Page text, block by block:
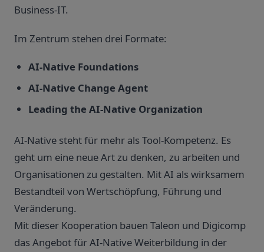
Business-IT.
Im Zentrum stehen drei Formate:
AI-Native Foundations
AI-Native Change Agent
Leading the AI-Native Organization
AI-Native steht für mehr als Tool-Kompetenz. Es
geht um eine neue Art zu denken, zu arbeiten und
Organisationen zu gestalten. Mit AI als wirksamem
Bestandteil von Wertschöpfung, Führung und
Veränderung.
Mit dieser Kooperation bauen Taleon und Digicomp
das Angebot für AI-Native Weiterbildung in der